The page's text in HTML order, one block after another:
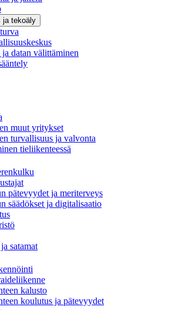
ja tekoäly
datan välittäminen
muut yritykset
turvallisuus ja valvonta
tieliikenteessä
pätevyydet ja meriterveys
säädökset ja digitalisaatio
satamat
kalusto
koulutus ja pätevyydet